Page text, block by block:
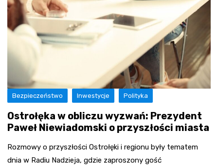
Bezpieczeństwo Inwestycje Polityka
Ostrołęka w obliczu wyzwań: Prezydent
Paweł Niewiadomski o przyszłości miasta
Rozmowy o przyszłości Ostrołęki i regionu były tematem
dnia w Radiu Nadzieja, gdzie zaproszony gość